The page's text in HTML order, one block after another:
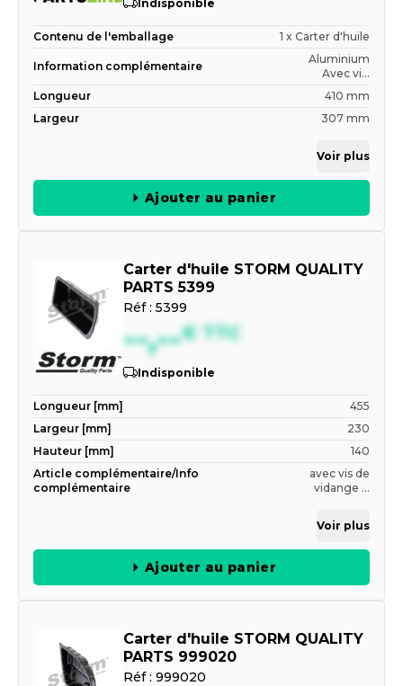
Indisponible
Contenu de l'emballage 1 x Carter d'huile
Information complémentaire
Aluminium
Avec vi...
Longueur
410 mm
Largeur
307 mm
Voir plus
Ajouter au panier
Carter d'huile STORM QUALITY
PARTS 5399
Réf : 5399
--,--€ TTC
Indisponible
Longueur [mm]
455
Largeur [mm]
230
Hauteur [mm]
140
Article complémentaire/Info
complémentaire
avec vis de
vidange ...
Voir plus
Ajouter au panier
Carter d'huile STORM QUALITY
PARTS 999020
Réf : 999020